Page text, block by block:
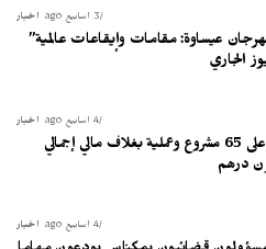
أخبار 3 أسابيع ago
عيساوة: مقامات وإيقاعات عالمية”
أخبار 4 أسابيع ago
مكناس.. المصادقة على 65 مشروع وعملية بغلاف مالي إجمالي
أخبار 4 أسابيع ago